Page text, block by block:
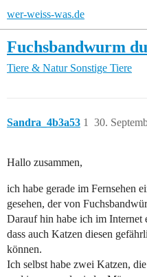
wer-weiss-was.de
Fuchsbandwurm
Tiere & Natur Sonstige Tiere
Sandra_4b3a53 30.
1
Hallo zusammen,
ich habe gerade im Fernsehen
gesehen, der von
Darauf hin habe ich im Internet
dass auch Katzen diesen
können.
Ich selbst habe zwei Katzen,